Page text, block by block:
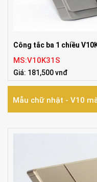
Công tắc ba 1 chiều
MS:V10K31S
Giá: 181,500 vnđ
Mẫu chữ nhật - V10